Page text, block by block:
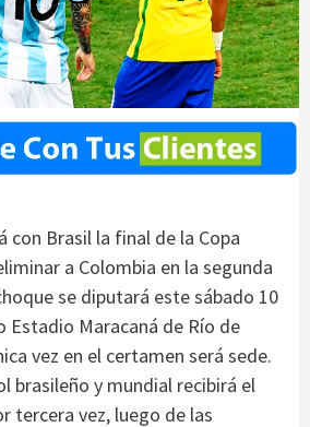
con Brasil la final de la Copa
a Colombia en la segunda
se diputará este sábado 10
Estadio Maracaná de Río de
vez en el certamen será sede.
brasileño y mundial recibirá el
tercera vez, luego de las